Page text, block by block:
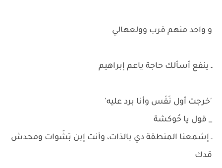
و واحد منهم قرب وولعهالي
ـ ينفع أسألك حاجة ياعم إبراهيم
'خرجت أول نَفَس وأنا برد عليه'
_ قول يا حُوكشة
ـ إشمعنا المنطقة دي بالذات، وأنت إبن بَشَوات ومحدش
قدك